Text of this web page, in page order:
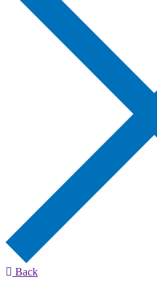
Back